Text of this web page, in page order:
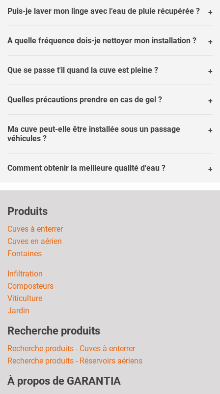
Puis-je laver mon linge avec l’eau de pluie récupérée ?
A quelle fréquence dois-je nettoyer mon installation ?
Que se passe t'il quand la cuve est pleine ?
Quelles précautions prendre en cas de gel ?
Ma cuve peut-elle être installée sous un passage
véhicules ?
Comment obtenir la meilleure qualité d'eau ?
Produits
Cuves à enterrer
Cuves en aérien
Fontaines
Infiltration
Composteurs
Viticulture
Jardin
Recherche produits
Recherche produits - Cuves à enterrer
Recherche produits - Réservoirs aériens
À propos de GARANTIA